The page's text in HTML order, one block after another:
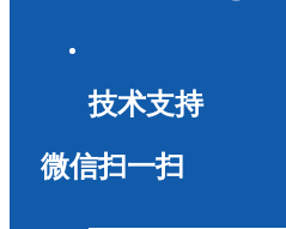
技术支持
微信扫一扫